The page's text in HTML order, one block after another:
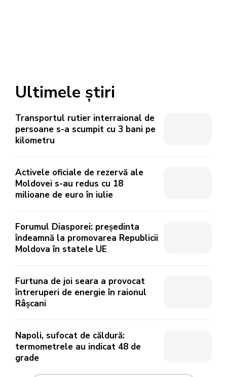
Ultimele știri
Transportul rutier interraional de
persoane s-a scumpit cu 3 bani pe
kilometru
Activele oficiale de rezervă ale
Moldovei s-au redus cu 18
milioane de euro în iulie
Forumul Diasporei: președinta
îndeamnă la promovarea Republicii
Moldova în statele UE
Furtuna de joi seara a provocat
întreruperi de energie în raionul
Râșcani
Napoli, sufocat de căldură:
termometrele au indicat 48 de
grade